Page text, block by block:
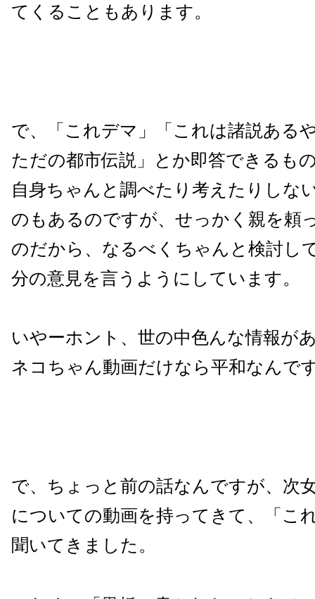
てくることもあります。
で、「これデマ」「これは諸説ある
ただの都市伝説」とか即答できるも
自身ちゃんと調べたり考えたりしな
のもあるのですが、せっかく親を頼
のだから、なるべくちゃんと検討し
分の意見を言うようにしています。
いやーホント、世の中色んな情報が
ネコちゃん動画だけなら平和なんで
で、ちょっと前の話なんですが、次
についての動画を持ってきて、「こ
聞いてきました。